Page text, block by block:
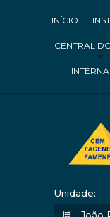
INÍCIO
CENTRAL
Unidade: